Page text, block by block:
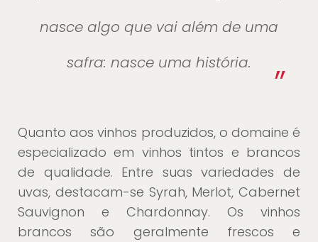
nasce algo que vai além de uma
safra: nasce uma história.
”
Quanto aos vinhos produzidos, o domaine é
especializado em vinhos tintos e brancos
de qualidade. Entre suas variedades de
uvas, destacam-se Syrah, Merlot, Cabernet
Sauvignon e Chardonnay. Os vinhos
brancos são geralmente frescos e